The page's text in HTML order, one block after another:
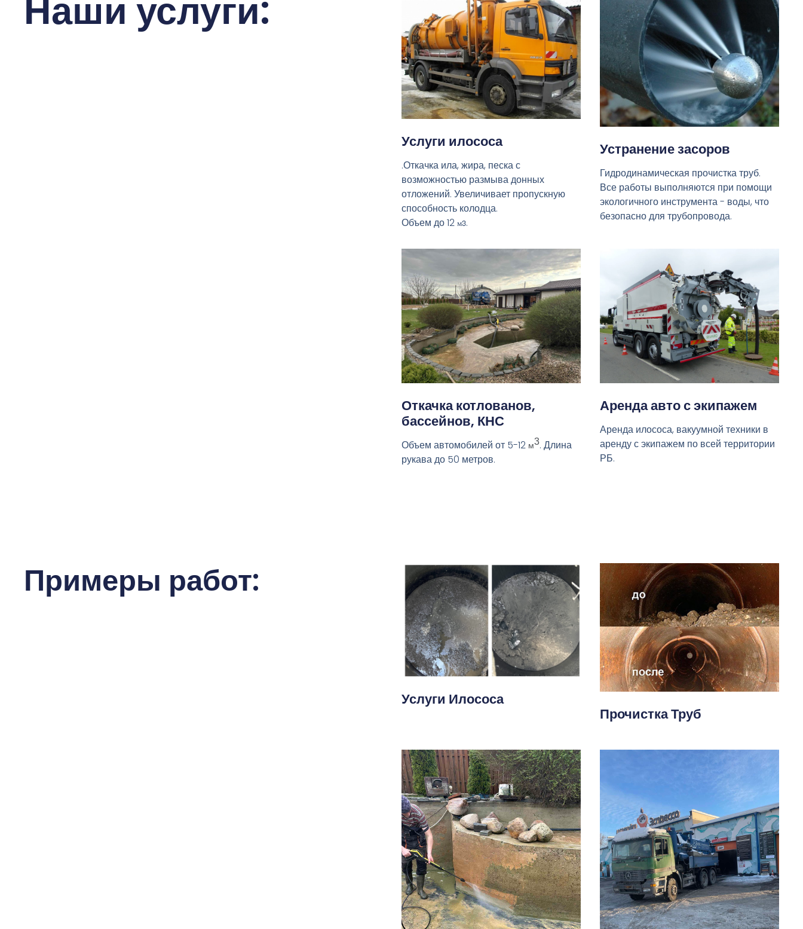
Наши услуги:
Услуги илососа
.Откачка ила, жира, песка с
возможностью размыва донных
отложений. Увеличивает пропускную
способность колодца.
Объем до 12 м3.
Устранение засоров
Гидродинамическая прочистка труб.
Все работы выполняются при помощи
экологичного инструмента - воды, что
безопасно для трубопровода.
Откачка котлованов,
бассейнов, КНС
Объем автомобилей от 5-12 м3. Длина
рукава до 50 метров.
Аренда авто с экипажем
Аренда илососа, вакуумной техники в
аренду с экипажем по всей территории
РБ.
Примеры работ:
Услуги Илососа
Прочистка Труб